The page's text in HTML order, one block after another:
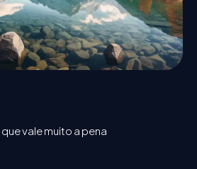
vale muito a pena